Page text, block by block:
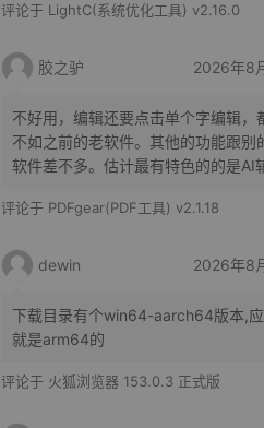
评论于 LightC(系统优化工具) v2.16.0
胶之驴 2026年8
不好用，编辑还要点击单个字编辑，
不如之前的老软件。其他的功能跟别
软件差不多。估计最有特色的的是AI
评论于 PDFgear(PDF工具) v2.1.18
dewin 2026年8
下载目录有个win64-aarch64版本,
就是arm64的
评论于 火狐浏览器 153.0.3 正式版